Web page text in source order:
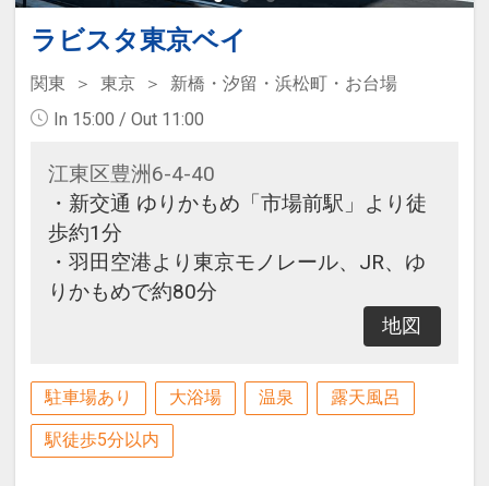
ラビスタ東京ベイ
関東 東京
新橋・汐留・浜松町・お台場
In 15:00 / Out 11:00
江東区豊洲6-4-40
・新交通 ゆりかもめ「市場前駅」より徒
歩約1分
・羽田空港より東京モノレール、JR、ゆ
りかもめで約80分
地図
駐車場あり 大浴場 温泉 露天風呂
駅徒歩5分以内